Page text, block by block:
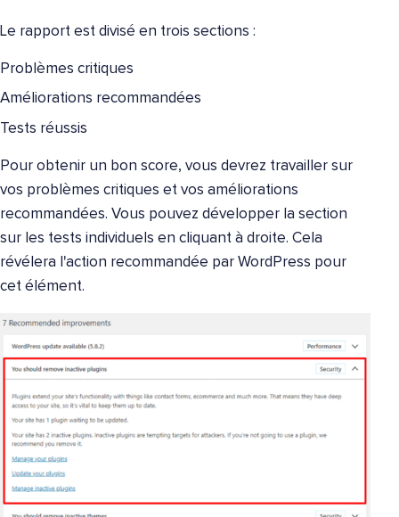
Le rapport est divisé en trois sections :
Problèmes critiques
Améliorations recommandées
Tests réussis
Pour obtenir un bon score, vous devrez travailler sur
vos problèmes critiques et vos améliorations
recommandées. Vous pouvez développer la section
sur les tests individuels en cliquant à droite. Cela
révélera l'action recommandée par WordPress pour
cet élément.